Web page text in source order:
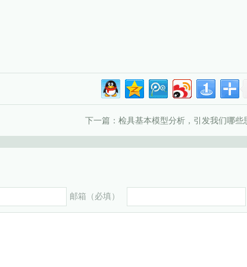
下一篇： 检具基本模型分析，引发我们哪些
邮箱（必填）